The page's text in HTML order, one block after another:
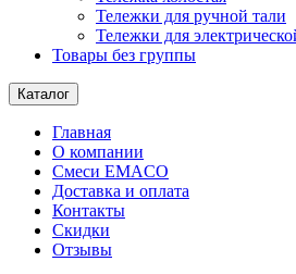
Тележки для ручной тали
Тележки для
Товары без группы
Каталог
Главная
О компании
Смеси EMACO
Доставка и оплата
Контакты
Скидки
Отзывы